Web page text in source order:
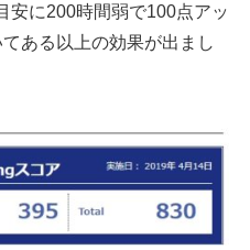
安に200時間弱で100点アッ
ある以上の効果が出まし